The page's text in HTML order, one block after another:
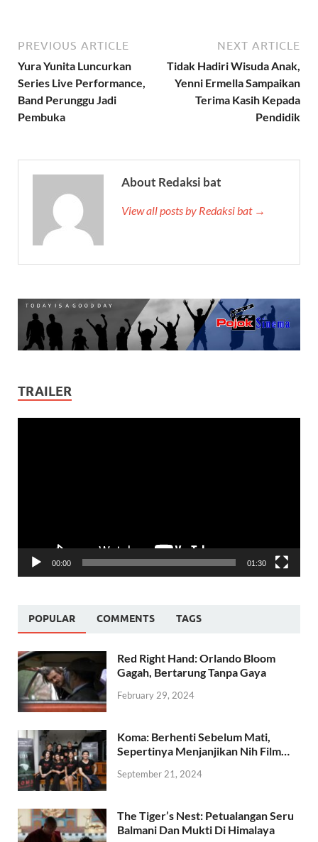
PREVIOUS ARTICLE
Yura Yunita Luncurkan
Series Live Performance,
Band Perunggu Jadi
Pembuka
NEXT ARTICLE
Tidak Hadiri Wisuda Anak,
Yenni Ermella Sampaikan
Terima Kasih Kepada
Pendidik
About Redaksi bat
View all posts by Redaksi bat →
TRAILER
00:00 01:30
POPULAR COMMENTS TAGS
Red Right Hand: Orlando Bloom
Gagah, Bertarung Tanpa Gaya
February 29, 2024
Koma: Berhenti Sebelum Mati,
Sepertinya Menjanjikan Nih Film…
September 21, 2024
The Tiger’s Nest: Petualangan Seru
Balmani Dan Mukti Di Himalaya